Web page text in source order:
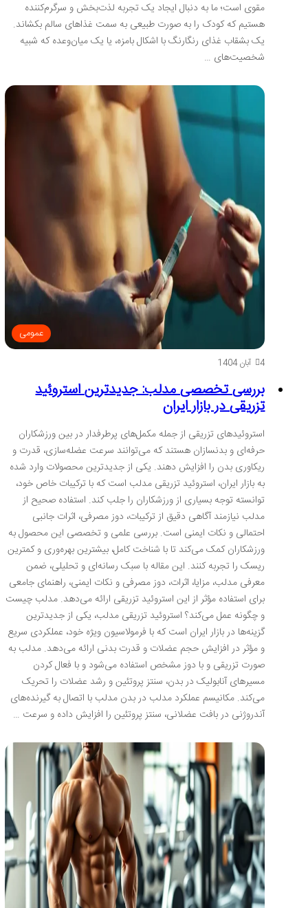
مقوی است؛ ما به دنبال ایجاد یک تجربه لذت‌بخش و سرگرم‌کننده
هستیم که کودک را به صورت طبیعی به سمت غذاهای سالم بکشاند.
یک بشقاب غذای رنگارنگ با اشکال بامزه، یا یک میان‌وعده که شبیه
شخصیت‌های …
عمومی
4 آبان 1404
بررسی تخصصی مدلب: جدیدترین استروئید
تزریقی در بازار ایران
استروئیدهای تزریقی از جمله مکمل‌های پرطرفدار در بین ورزشکاران
حرفه‌ای و بدنسازان هستند که می‌توانند سرعت عضله‌سازی، قدرت و
ریکاوری بدن را افزایش دهند. یکی از جدیدترین محصولات وارد شده
به بازار ایران، استروئید تزریقی مدلب است که با ترکیبات خاص خود،
توانسته توجه بسیاری از ورزشکاران را جلب کند. استفاده صحیح از
مدلب نیازمند آگاهی دقیق از ترکیبات، دوز مصرفی، اثرات جانبی
احتمالی و نکات ایمنی است. بررسی علمی و تخصصی این محصول به
ورزشکاران کمک می‌کند تا با شناخت کامل، بیشترین بهره‌وری و کمترین
ریسک را تجربه کنند. این مقاله با سبک رسانه‌ای و تحلیلی، ضمن
معرفی مدلب، مزایا، اثرات، دوز مصرفی و نکات ایمنی، راهنمای جامعی
برای استفاده مؤثر از این استروئید تزریقی ارائه می‌دهد. مدلب چیست
و چگونه عمل می‌کند؟ استروئید تزریقی مدلب، یکی از جدیدترین
گزینه‌ها در بازار ایران است که با فرمولاسیون ویژه خود، عملکردی سریع
و مؤثر در افزایش حجم عضلات و قدرت بدنی ارائه می‌دهد. مدلب به
صورت تزریقی و با دوز مشخص استفاده می‌شود و با فعال کردن
مسیرهای آنابولیک در بدن، سنتز پروتئین و رشد عضلات را تحریک
می‌کند. مکانیسم عملکرد مدلب در بدن مدلب با اتصال به گیرنده‌های
آندروژنی در بافت عضلانی، سنتز پروتئین را افزایش داده و سرعت …